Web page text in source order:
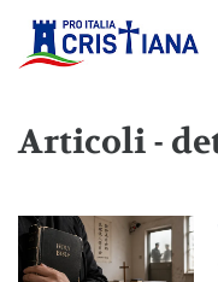
Articoli -